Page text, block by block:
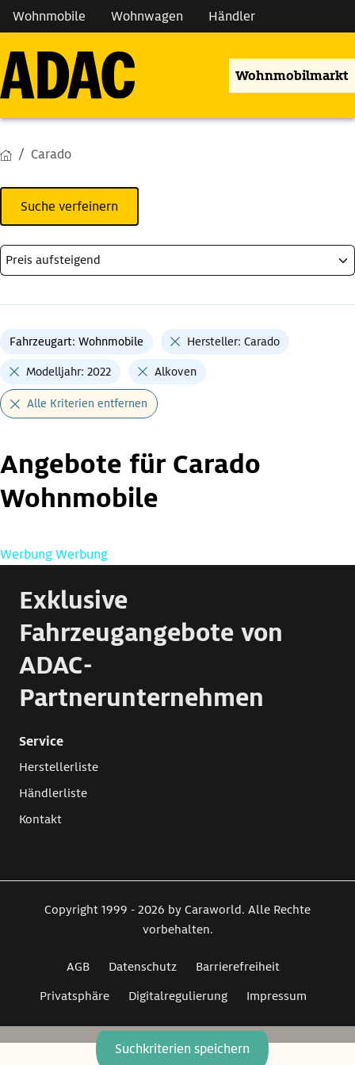
Wohnmobile Wohnwagen Händler
Wohnmobilmarkt
Carado
Suche verfeinern
Suchkriterien speichern
Fahrzeugart: Wohnmobile Hersteller: Carado
Modelljahr: 2022 Alkoven
Alle Kriterien entfernen
Angebote für Carado
Wohnmobile
WerbungWerbung
Exklusive
Fahrzeugangebote von
ADAC-
Partnerunternehmen
Service
Herstellerliste
Händlerliste
Kontakt
Copyright 1999 - 2026 by Caraworld. Alle Rechte
vorbehalten.
AGB Datenschutz
Barrierefreiheit
Privatsphäre
Digitalregulierung Impressum